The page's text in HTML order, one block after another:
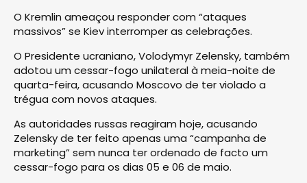
O Kremlin ameaçou responder com “ataques
massivos” se Kiev interromper as celebrações.
O Presidente ucraniano, Volodymyr Zelensky, também
adotou um cessar-fogo unilateral à meia-noite de
quarta-feira, acusando Moscovo de ter violado a
trégua com novos ataques.
As autoridades russas reagiram hoje, acusando
Zelensky de ter feito apenas uma “campanha de
marketing” sem nunca ter ordenado de facto um
cessar-fogo para os dias 05 e 06 de maio.